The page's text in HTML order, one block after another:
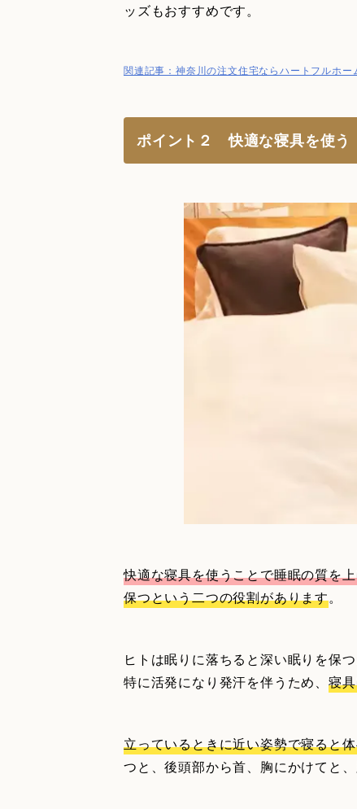
ッズもおすすめです。
関連記事：神奈川の注文住宅ならハートフルホー
ポイント２ 快適な寝具を使う
快適な寝具を使うことで睡眠の質を
保つという二つの役割があります。
ヒトは眠りに落ちると深い眠りを保
特に活発になり発汗を伴うため、 寝
立っているときに近い姿勢で寝ると
つと、後頭部から首、胸にかけてと